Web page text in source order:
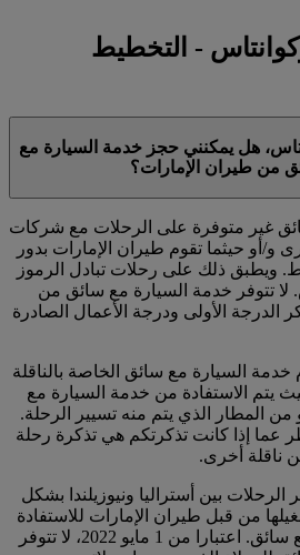
- التخطيط
هل يمكنني حجز خدمة السيارة مع
من طيران الإمارات؟
غير متوفرة على الرحلات مع شركات
و/أو حيثما تقوم طيران الإمارات بدور
ويطبق ذلك على رحلات تبادل الرموز
لا تتوفر خدمة السيارة مع سائق من
الدرجة الأولى ودرجة الأعمال الصادرة
السيارة مع سائق الخاصة بالناقلة
يتم الاستفادة من خدمة السيارة مع
المطار الذي يتم منه تسيير الرحلة.
عما إذا كانت تذكرتكم هي تذكرة رحلة
ناقلة أخرى.
بين أستراليا ونيوزيلندا بشكل
من قبل طيران الإمارات للاستفادة
من خدمة السيارة مع سائق. اعتبارا من 1 مايو 2022، لا تتوفر